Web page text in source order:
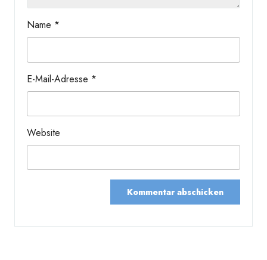
Name *
E-Mail-Adresse *
Website